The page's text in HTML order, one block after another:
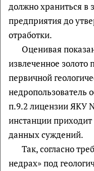
должно храниться в
предприятия до
отработки.
Оценивая
извлеченное золото
первичной
недропользователь
п.9.2 лицензии ЯКУ
инстанции
данных суждений.
Так, согласно
недрах» под